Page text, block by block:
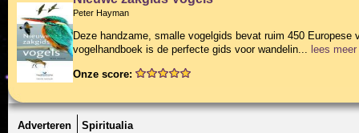
Peter Hayman
Deze handzame, smalle vogelgids bevat ruim 450
vogelhandboek is de perfecte gids voor wandelin... lees meer
Onze score:
Adverteren
Spiritualia